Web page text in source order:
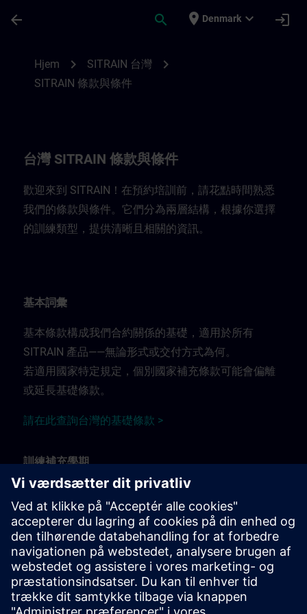
arrow_back search place Denmark expand_more login
Hjem chevron_right SITRAIN 台灣 chevron_right
SITRAIN 條款與條件
台灣 SITRAIN 條款與條件
歡迎來到 SITRAIN！在預約培訓前，請花點時間熟悉
我們的條款與條件。它們分為兩層結構，根據你選擇
的訓練類型，提供清晰且相關的資訊。
基本詞彙
基本條款構成我們合約關係的基礎，適用於所有
SITRAIN 產品——無論形式或交付方式為何。
若適用國家特定規定，個別國家補充條款可能會偏離
或延長基礎條款。
請在此查詢台灣的基礎條款 >
訓練補充學期
訓練補充條款適用於：
面授、教室及現場訓練課程
透過遠端連線的線上直播培訓課程
工作坊訓練.
請在此查詢訓練補充條款 >